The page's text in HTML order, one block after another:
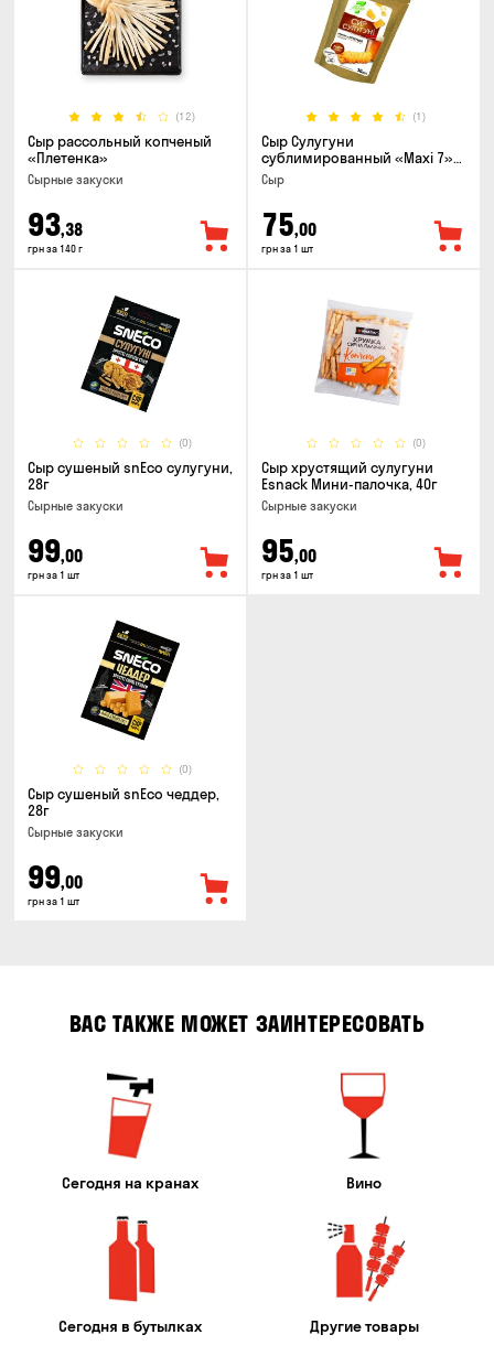
(12)
Сыр рассольный копченый
«Плетенка»
Cырные закуски
93,38
грн за 140 г
(1)
Сыр Сулугуни
сублимированный «Maxi 7»
кусочки, 30г
Сыр
75,00
грн за 1 шт
(0)
Сыр сушеный snEco сулугуни,
28г
Cырные закуски
99,00
грн за 1 шт
(0)
Сыр хрустящий сулугуни
Esnack Мини-палочка, 40г
Cырные закуски
95,00
грн за 1 шт
(0)
Сыр сушеный snEco чеддер,
28г
Cырные закуски
99,00
грн за 1 шт
ВАС ТАКЖЕ МОЖЕТ ЗАИНТЕРЕСОВАТЬ
Сегодня на кранах Вино
Сегодня в бутылках Другие товары